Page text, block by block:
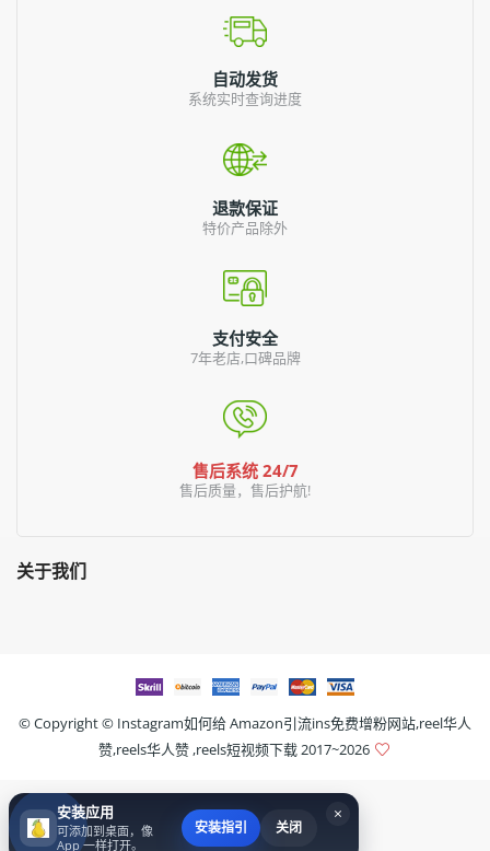
自动发货
系统实时查询进度
退款保证
特价产品除外
支付安全
7年老店,口碑品牌
售后系统 24/7
售后质量，售后护航!
关于我们
© Copyright © Instagram如何给 Amazon引流ins免费增粉网站,reel华人
赞,reels华人赞 ,reels短视频下载2017~2026
×
安装应用
可添加到桌面，像
App 一样打开。
安装指引 关闭